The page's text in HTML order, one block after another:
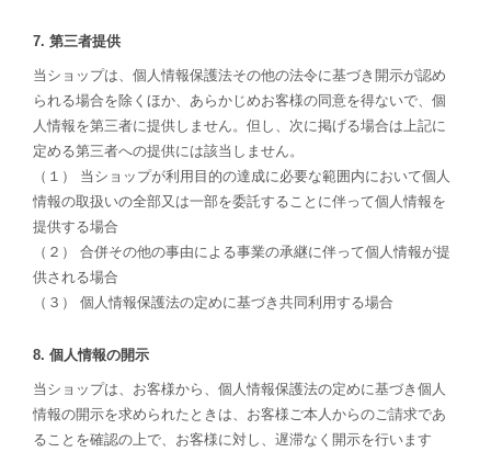
7. 第三者提供
当ショップは、個人情報保護法その他の法令に基づき開示が認め
られる場合を除くほか、あらかじめお客様の同意を得ないで、個
人情報を第三者に提供しません。但し、次に掲げる場合は上記に
定める第三者への提供には該当しません。
（１） 当ショップが利用目的の達成に必要な範囲内において個人
情報の取扱いの全部又は一部を委託することに伴って個人情報を
提供する場合
（２） 合併その他の事由による事業の承継に伴って個人情報が提
供される場合
（３） 個人情報保護法の定めに基づき共同利用する場合
8. 個人情報の開示
当ショップは、お客様から、個人情報保護法の定めに基づき個人
情報の開示を求められたときは、お客様ご本人からのご請求であ
ることを確認の上で、お客様に対し、遅滞なく開示を行います